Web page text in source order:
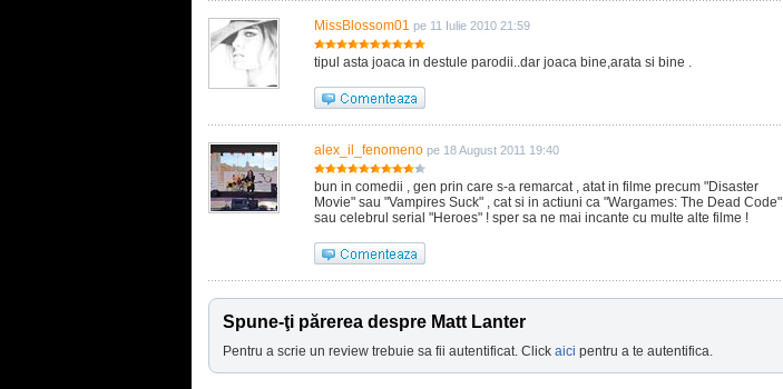
MissBlossom01 pe 11 Iulie 2010 21:59
tipul asta joaca in destule parodii..dar joaca bine,arata si bine .
alex_il_fenomeno pe 18 August 2011 19:40
bun in comedii , gen prin care s-a remarcat , atat in filme precum "Disaster
Movie" sau "Vampires Suck" , cat si in actiuni ca "Wargames: The Dead Code"
sau celebrul serial "Heroes" ! sper sa ne mai incante cu multe alte filme !
Spune-ţi părerea despre Matt Lanter
Pentru a scrie un review trebuie sa fii autentificat. Click aici pentru a te autentifica.